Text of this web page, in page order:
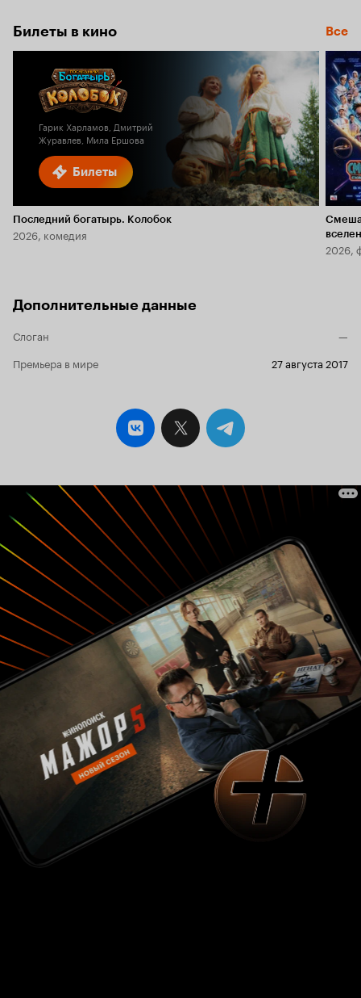
Билеты в кино Все
Билеты
Гарик Харламов, Дмитрий
Журавлев, Мила Ершова
Последний богатырь. Колобок
2026, комедия
2026,
Дополнительные данные
Слоган
—
Премьера в мире
27 августа 2017